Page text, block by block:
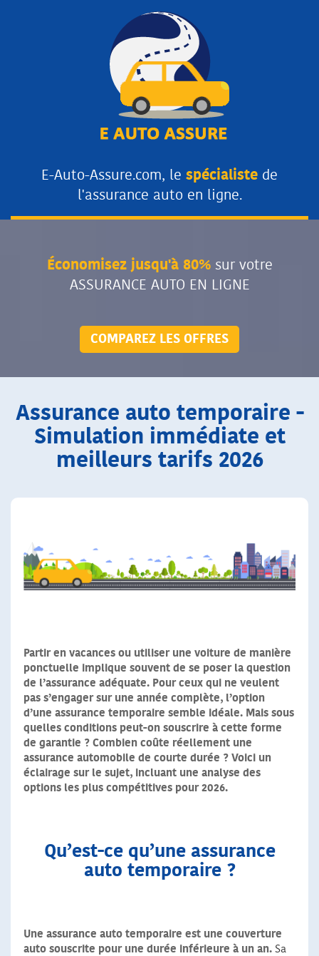
E-Auto-Assure.com, le spécialiste de
l'assurance auto en ligne.
Économisez jusqu'à 80% sur votre
ASSURANCE AUTO EN LIGNE
COMPAREZ LES OFFRES
Assurance auto temporaire -
Simulation immédiate et
meilleurs tarifs 2026
Partir en vacances ou utiliser une voiture de manière
ponctuelle implique souvent de se poser la question
de l’assurance adéquate. Pour ceux qui ne veulent
pas s’engager sur une année complète, l’option
d’une assurance temporaire semble idéale. Mais sous
quelles conditions peut-on souscrire à cette forme
de garantie ? Combien coûte réellement une
assurance automobile de courte durée ? Voici un
éclairage sur le sujet, incluant une analyse des
options les plus compétitives pour 2026.
Qu’est-ce qu’une assurance
auto temporaire ?
Une assurance auto temporaire est une couverture
auto souscrite pour une durée inférieure à un an. Sa